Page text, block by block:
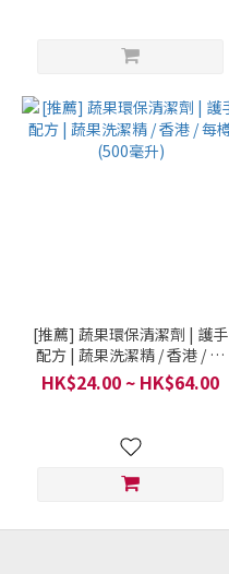
[推薦] 蔬果環保清潔劑 | 護手
配方 | 蔬果洗潔精 / 香港 / 每
樽 (500毫升)
HK$24.00 ~ HK$64.00